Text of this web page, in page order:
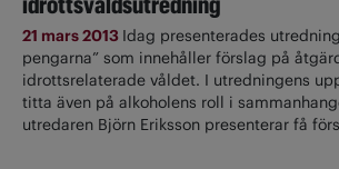
21 mars 2013 Idag presenterades
pengarna” som innehåller förslag på
idrottsrelaterade våldet. I utredningens
titta även på alkoholens roll i
utredaren Björn Eriksson presenterar få